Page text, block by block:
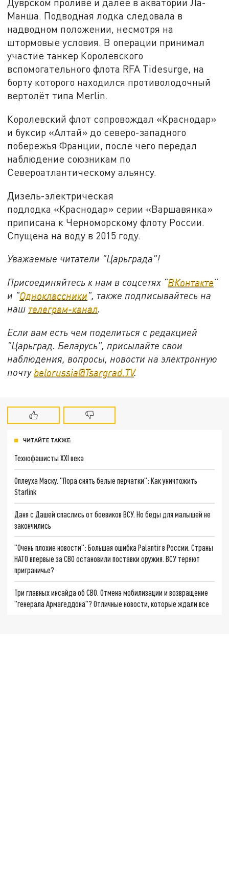
Дуврском проливе и далее в акватории Ла-
Манша. Подводная лодка следовала в
надводном положении, несмотря на
штормовые условия. В операции принимал
участие танкер Королевского
вспомогательного флота RFA Tidesurge, на
борту которого находился противолодочный
вертолёт типа Merlin.
Королевский флот сопровождал «Краснодар»
и буксир «Алтай» до северо-западного
побережья Франции, после чего передал
наблюдение союзникам по
Североатлантическому альянсу.
Дизель-электрическая
подлодка «Краснодар» серии «Варшавянка»
приписана к Черноморскому флоту России.
Спущена на воду в 2015 году.
Уважаемые читатели "Царьграда"!
Присоединяйтесь к нам в соцсетях "ВКонтакте"
и "Одноклассники", также подписывайтесь на
наш телеграм-канал.
Если вам есть чем поделиться с редакцией
"Царьград. Беларусь", присылайте свои
наблюдения, вопросы, новости на электронную
почту belorussia@Tsargrad.TV.
ЧИТАЙТЕ ТАКЖЕ:
Технофашисты XXI века
Оплеуха Маску. "Пора снять белые перчатки": Как уничтожить
Starlink
Даня с Дашей спаслись от боевиков ВСУ. Но беды для малышей не
закончились
"Очень плохие новости": Большая ошибка Palantir в России. Страны
НАТО впервые за СВО остановили поставки оружия. ВСУ теряют
приграничье?
Три главных инсайда об СВО. Отмена мобилизации и возвращение
"генерала Армагеддона"? Отличные новости, которые ждали все